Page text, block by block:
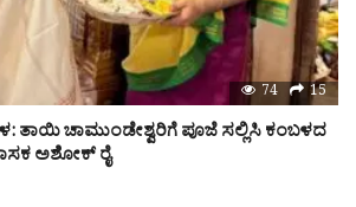
74 15
ತಾಯಿ ಚಾಮುಂಡೇಶ್ವರಿಗೆ ಪೂಜೆ ಸಲ್ಲಿಸಿ ಕಂಬಳದ
ಅಶೋಕ್ ರೈ